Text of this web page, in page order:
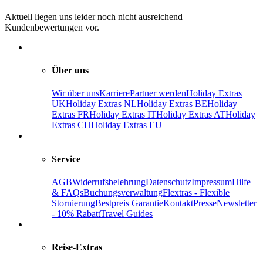
Aktuell liegen uns leider noch nicht ausreichend
Kundenbewertungen vor.
Über uns
Wir über unsKarrierePartner werdenHoliday Extras
UKHoliday Extras NLHoliday Extras BEHoliday
Extras FRHoliday Extras ITHoliday Extras ATHoliday
Extras CHHoliday Extras EU
Service
AGBWiderrufsbelehrungDatenschutzImpressumHilfe
& FAQsBuchungsverwaltungFlextras - Flexible
StornierungBestpreis GarantieKontaktPresseNewsletter
- 10% RabattTravel Guides
Reise-Extras